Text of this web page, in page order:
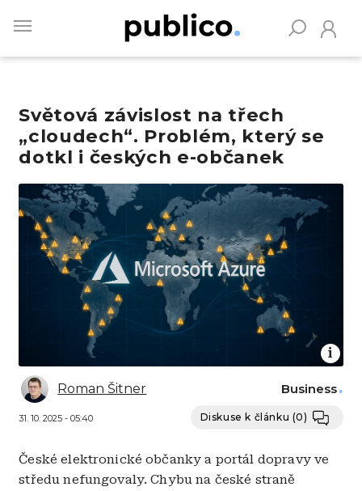
main
Světová závislost na třech
„cloudech“. Problém, který se
dotkl i českých e-občanek
Obrázek
Roman Šitner
31. 10. 2025 - 05:40
Business
Diskuse k článku (0)
České elektronické občanky a portál dopravy ve
středu nefungovaly. Chybu na české straně
Vyhledávejte na Publiku